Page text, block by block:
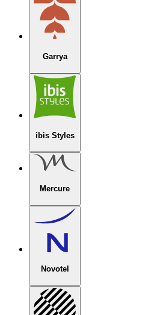
Garrya
ibis Styles
Mercure
Novotel